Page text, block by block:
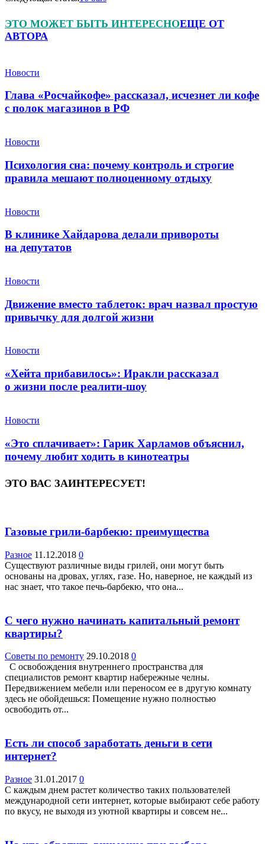
ЭТО МОЖЕТ БЫТЬ ИНТЕРЕСНОЕЩЕ ОТ
АВТОРА
Новости
Глава «Росчайкофе» рассказал, исчезнет ли кофе
с полок магазинов в РФ
Новости
Психология сна: почему контроль и строгие
правила мешают полноценному отдыху
Новости
В клинике Хайдарова делали привороты
на депутатов
Новости
Движение вместо таблеток: врач назвал простую
привычку для долгой жизни
Новости
«Хейта прибавилось»: Иракли рассказал
о жизни после реалити-шоу
Новости
«Это сплачивает»: Гарик Харламов объяснил,
почему любит ходить в кинотеатры
ЭТО ВАС ЗАИНТЕРЕСУЕТ!
Газовые грили-барбекю: преимущества
Разное 11.12.2018 0
Существуют различные виды грилей, они могут быть
основаны на дровах, углях, газе. Но, наверное, не каждый из
нас знает, что такое печь-барбекю, что она...
С чего нужно начинать капитальный ремонт
квартиры?
Советы по ремонту 29.10.2018 0
С освобождения внутреннего пространства для
специалистов ремонт квартир набережные челны.
Передвижением мебели или переносом ее в другую комнату
здесь не обойдешься: Помещение нужно полностью
освободить от...
Есть ли способ заработать деньги в сети
интернет?
Разное 31.01.2017 0
С каждым днем растет количество таких пользователей
международной сети интернет, которые выбирают себе работу
по вкусу, не выходя из уютной квартиры и совсем не...